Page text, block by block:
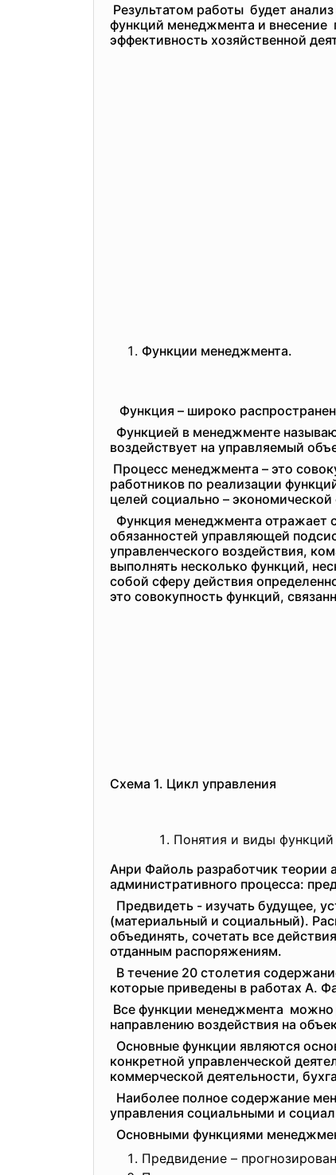
Результатом работы будет
функций менеджмента и внесение
эффективность хозяйственной
Функции менеджмента.
Функция – широко
Функцией в менеджменте
воздействует на управляемый
Процесс менеджмента – это
работников по реализации
целей социально –
Функция менеджмента отражает
обязанностей управляющей
управленческого воздействия,
выполнять несколько функций,
собой сферу действия
это совокупность функций,
Схема 1. Цикл управления
Понятия и виды
Анри Файоль разработчик теории
административного процесса:
Предвидеть - изучать будущее,
(материальный и социальный).
объединять, сочетать все
отданным распоряжениям.
В течение 20 столетия
которые приведены в работах А.
Все функции менеджмента можно
направлению воздействия на
Основные функции являются
конкретной управленческой
коммерческой деятельности,
Наиболее полное содержание
управления социальными и
Основными функциями
Предвидение –